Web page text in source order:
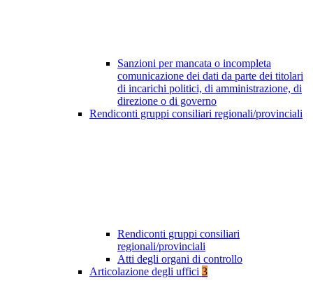
Sanzioni per mancata o incompleta
comunicazione dei dati da parte dei titolari
di incarichi politici, di amministrazione, di
direzione o di governo
Rendiconti gruppi consiliari regionali/provinciali
Rendiconti gruppi consiliari
regionali/provinciali
Atti degli organi di controllo
Articolazione degli uffici 3